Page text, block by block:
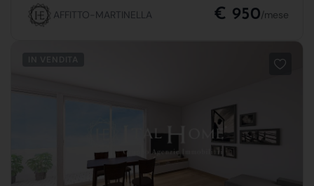
AFFITTO-MARTINELLA € 950/mese